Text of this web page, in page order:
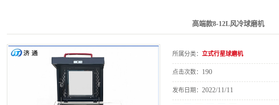
高端款8-12L风冷球磨机
所属分类： 立式行星球磨机
点击次数： 190
发布日期： 2022/11/11